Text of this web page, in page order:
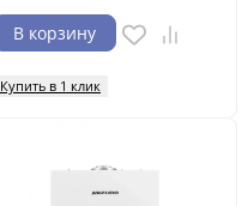
В корзину
Купить в 1 клик